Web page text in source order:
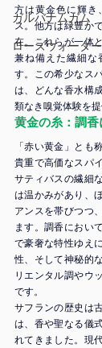
ガルバナムガム
ローズウォーター
方は黄金色に輝き
ス。他方は緑豊か
在。これらが一体
兼ね備えた繊細な
す。この希少なス
は、どんな香水構
類なき嗅覚体験を提
黄金の糸：調
「赤い黄金」とも
貴重で高価なスパ
サティバスの繊細
は温かみがあり、
アンスを帯びつつ
ます。調香におい
で豪奢な特性ゆえ
性、そして神秘的
リエンタル調やウ
です。
サフランの歴史は
は、香や聖なる儀
れてきました。現